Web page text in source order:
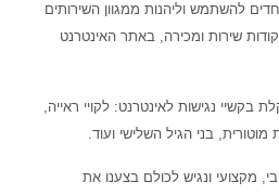
להשתמש וליהנות ממגוון השירותים
שירות ומכירה, באתר האינטרנט
בקשיי נגישות לאינטרנט: לקויי ראייה,
בני הגיל השלישי ועוד.
מקצועי ונגיש לכולם בצענו את